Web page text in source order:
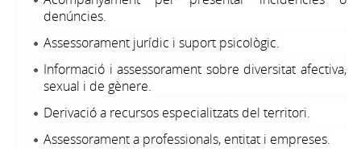
denúncies.
Assessorament jurídic i suport psicològic.
Informació i assessorament sobre diversitat afectiva,
sexual i de gènere.
Derivació a recursos especialitzats del territori.
Assessorament a professionals, entitat i empreses.